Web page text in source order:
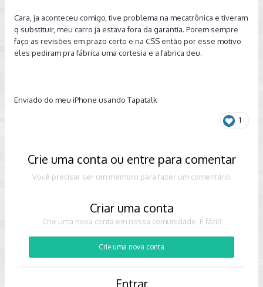
Cara, ja aconteceu comigo, tive problema na mecatrônica e tiveram
q substituir, meu carro ja estava fora da garantia. Porem sempre
faço as revisões em prazo certo e na CSS então por esse motivo
eles pediram pra fábrica uma cortesia e a fabrica deu.
Enviado do meu iPhone usando Tapatalk
1
Crie uma conta ou entre para comentar
Você precisar ser um membro para fazer um comentário
Criar uma conta
Crie uma nova conta em nossa comunidade. É fácil!
Crie uma nova conta
Entrar